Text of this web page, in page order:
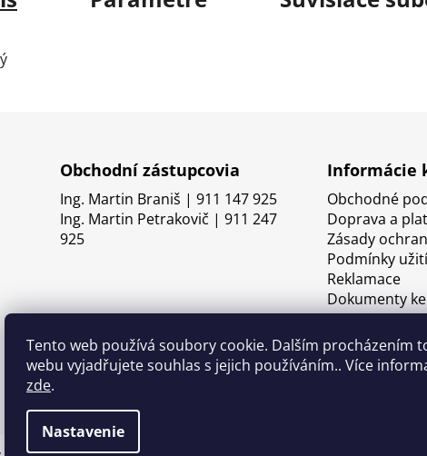
Tento web používá soubory cookie. Dalším procházením
webu vyjadřujete souhlas s jejich používáním.. Více
zde.
Nastavenie
Obchodní zástupcovia
Ing. Martin Braniš | 911 147 925
Ing. Martin Petrakovič | 911 247
925
Informácie
Obchodné
Doprava a
Zásady
Podmínky užití
Reklamace
Dokumenty